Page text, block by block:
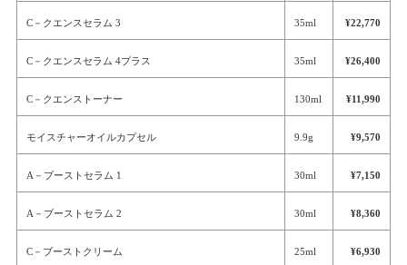
C－クエンスセラム 3 35ml ¥22,770
C－クエンスセラム 4プラス 35ml ¥26,400
C－クエンストーナー 130ml ¥11,990
モイスチャーオイルカプセル 9.9g ¥9,570
A－ブーストセラム 1 30ml ¥7,150
A－ブーストセラム 2 30ml ¥8,360
C－ブーストクリーム 25ml ¥6,930